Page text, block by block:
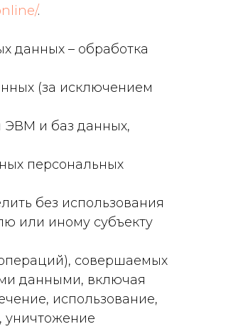
.
данных – обработка
(за исключением
ЭВМ и баз данных,
персональных
без использования
или иному субъекту
совершаемых
данными, включая
использование,
уничтожение